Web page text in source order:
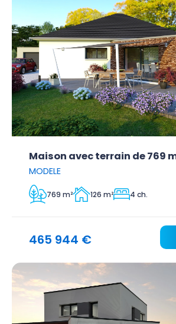
Maison avec terrain de 769
MODELE
769 m² 126 m² 4 ch.
465 944 €